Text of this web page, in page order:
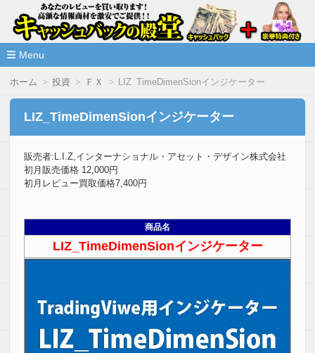
情報商材激安サイト・キャッシ
ュバックの殿堂
高額な情報商材をレビューを買い取ることで激安で購入できま
Menu
ホーム 投資 ＦＸ LIZ_TimeDimenSionインジケーター
LIZ_TimeDimenSionインジケーター
販売者:L.I.Z,インターナショナル・アセット・デザイン株式会社
初月販売価格 12,000円
初月レビュー買取価格7,400円
商品名
LIZ_TimeDimenSionインジケーター